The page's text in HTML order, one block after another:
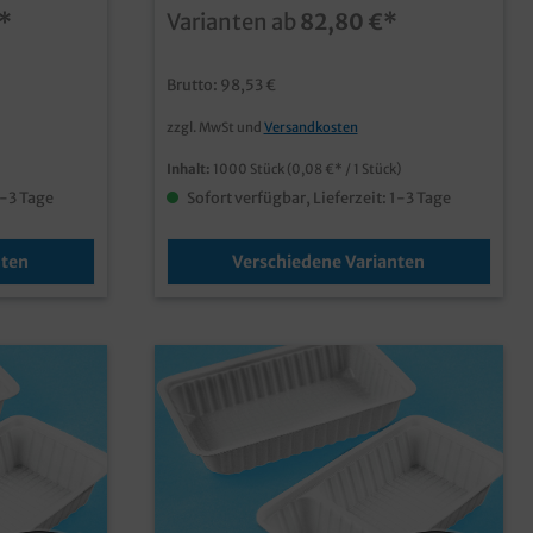
Alu
auch
Tage
Suppe an Imbissständen und
mehrfach verwendbar
Größen
Varianten ab 82,80 €*
Brutto: 98,53 €
zzgl. MwSt und Versandkosten
Inhalt: 1000 Stück (0,08 €* / 1 Stück)
Sofort verfügbar, Lieferzeit: 1-3 Tage
Verschiedene Varianten